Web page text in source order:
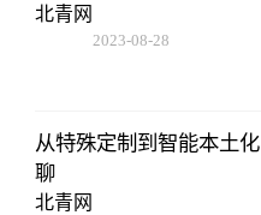
北青网
2023-08-28
从特殊定制到智能本土
聊
北青网